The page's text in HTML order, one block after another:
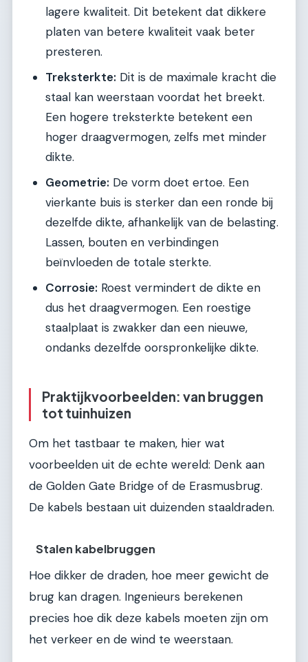
lagere kwaliteit. Dit betekent dat dikkere
platen van betere kwaliteit vaak beter
presteren.
Treksterkte: Dit is de maximale kracht die
staal kan weerstaan voordat het breekt.
Een hogere treksterkte betekent een
hoger draagvermogen, zelfs met minder
dikte.
Geometrie: De vorm doet ertoe. Een
vierkante buis is sterker dan een ronde bij
dezelfde dikte, afhankelijk van de belasting.
Lassen, bouten en verbindingen
beïnvloeden de totale sterkte.
Corrosie: Roest vermindert de dikte en
dus het draagvermogen. Een roestige
staalplaat is zwakker dan een nieuwe,
ondanks dezelfde oorspronkelijke dikte.
Praktijkvoorbeelden: van bruggen
tot tuinhuizen
Om het tastbaar te maken, hier wat
voorbeelden uit de echte wereld: Denk aan
de Golden Gate Bridge of de Erasmusbrug.
De kabels bestaan uit duizenden staaldraden.
Stalen kabelbruggen
Hoe dikker de draden, hoe meer gewicht de
brug kan dragen. Ingenieurs berekenen
precies hoe dik deze kabels moeten zijn om
het verkeer en de wind te weerstaan.